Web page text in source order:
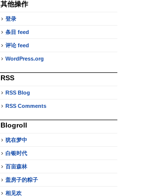
其他操作
登录
条目 feed
评论 feed
WordPress.org
RSS
RSS Blog
RSS Comments
Blogroll
犹在梦中
白银时代
百亩森林
盖房子的粽子
相见欢